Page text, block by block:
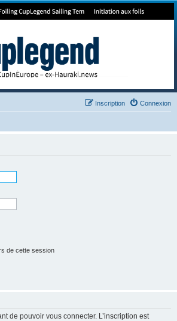
Europe
Connexion
Inscription
de cette session
de pouvoir vous connecter. L’inscription est